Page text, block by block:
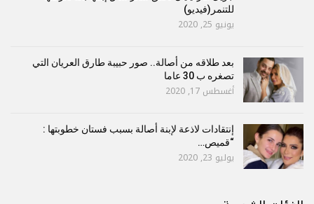
للتنمر(فيديو)
يونيو 25, 2020
بعد طلاقه من أصالة.. صور حبيبة طارق العريان التي
تصغره ب 30 عاما
أغسطس 17, 2020
إنتقادات لاذعة لإبنة أصالة بسبب فستان خطوبتها :
“قميص…
يوليو 23, 2020